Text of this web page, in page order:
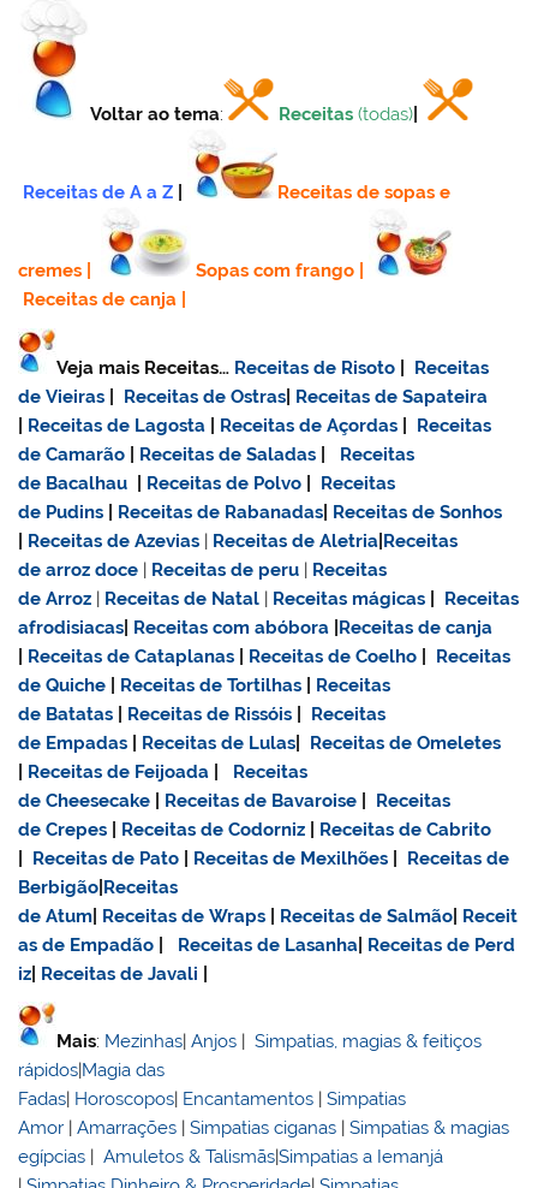
Voltar ao tema: Receitas (todas)
Receitas de A a Z Receitas de sopas e
cremes Sopas com frango
Receitas de canja
Veja mais Receitas… Receitas de Risoto
Receitas
de Vieiras
Receitas de Ostras Receitas de Sapateira
Receitas de Lagosta Receitas de Açordas
Receitas
de Camarão
Receitas de Saladas
Receitas
de Bacalhau
Receitas de Polvo
Receitas
de Pudins
Receitas de Rabanadas Receitas de Sonhos
Receitas de Azevias | Receitas de Aletria Receitas
dearroz doce | Receitas de peru | Receitas
de Arroz | Receitas de Natal | Receitas mágicas
Receitas
afrodisiacas Receitas com abóbora Receitas de canja
Receitas de Cataplanas Receitas de Coelho
Receitas
de Quiche
Receitas de Tortilhas
Receitas
de Batatas
Receitas de Rissóis
Receitas
de Empadas
Receitas de Lulas
Receitas de Omeletes
Receitas de Feijoada
Receitas
de Cheesecake
Receitas de Bavaroise
Receitas
de Crepes
Receitas de Codorniz
Receitas de Cabrito
Receitas de Pato Receitas de Mexilhões
Receitas de
Berbigão Receitas
de Atum Receitas de Wraps Receitas de Salmão Receit
as de Empadão
Receitas de Lasanha Receitas de Perd
iz Receitas de Javali
Mais: Mezinhas|Anjos |Simpatias, magias & feitiços
rápidos|Magia das
Fadas| Horoscopos| Encantamentos |Simpatias
Amor |Amarrações |Simpatias ciganas |Simpatias & magias
egípcias |Amuletos & Talismãs|Simpatias a Iemanjá